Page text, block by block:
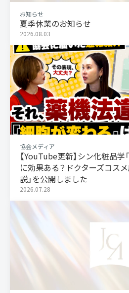
お知らせ
夏季休業のお知らせ
2026.08.03
協会メディア
【YouTube更新】シン化粧品学
に効果ある？ドクターズコス
説」を公開しました
2026.07.28